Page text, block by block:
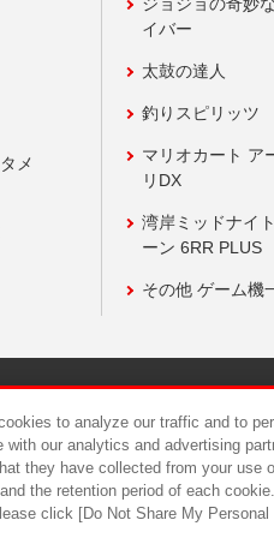
メ
イバー
太鼓の達人
釣りスピリッツ
マリオカート ア
リDX
湾岸ミッドナイ
ーン 6RR PLUS
その他 ゲーム機
食品のご提供について
to analyze our traffic and to
our analytics and advertising
they have collected from your use
the retention period of each
click [Do Not Share My